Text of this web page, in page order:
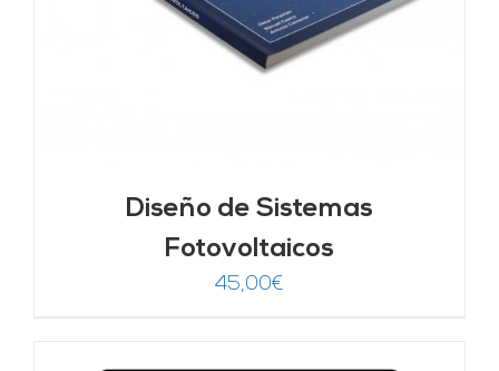
Diseño de Sistemas
Fotovoltaicos
45,00€